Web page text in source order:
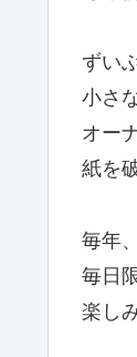
ずい
小さ
オー
紙を
毎年
毎日
楽し